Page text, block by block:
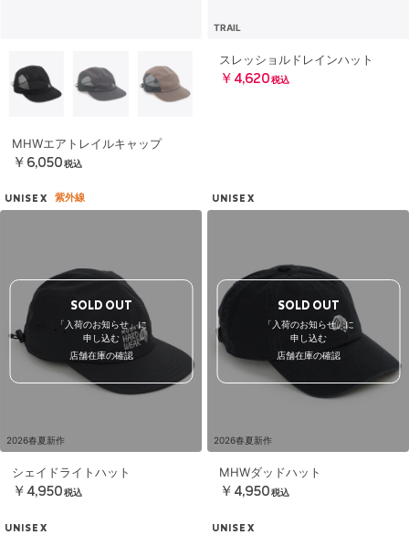
MHWエアトレイルキャップ
￥6,050 税込
TRAIL
スレッショルドレインハット
￥4,620 税込
UNISEX 紫外線
2026春夏新作
SOLD OUT
「入荷のお知らせ」に
申し込む
店舗在庫の確認
シェイドライトハット
￥4,950 税込
UNISEX
2026春夏新作
SOLD OUT
「入荷のお知らせ」に
申し込む
店舗在庫の確認
MHWダッドハット
￥4,950 税込
UNISEX UNISEX